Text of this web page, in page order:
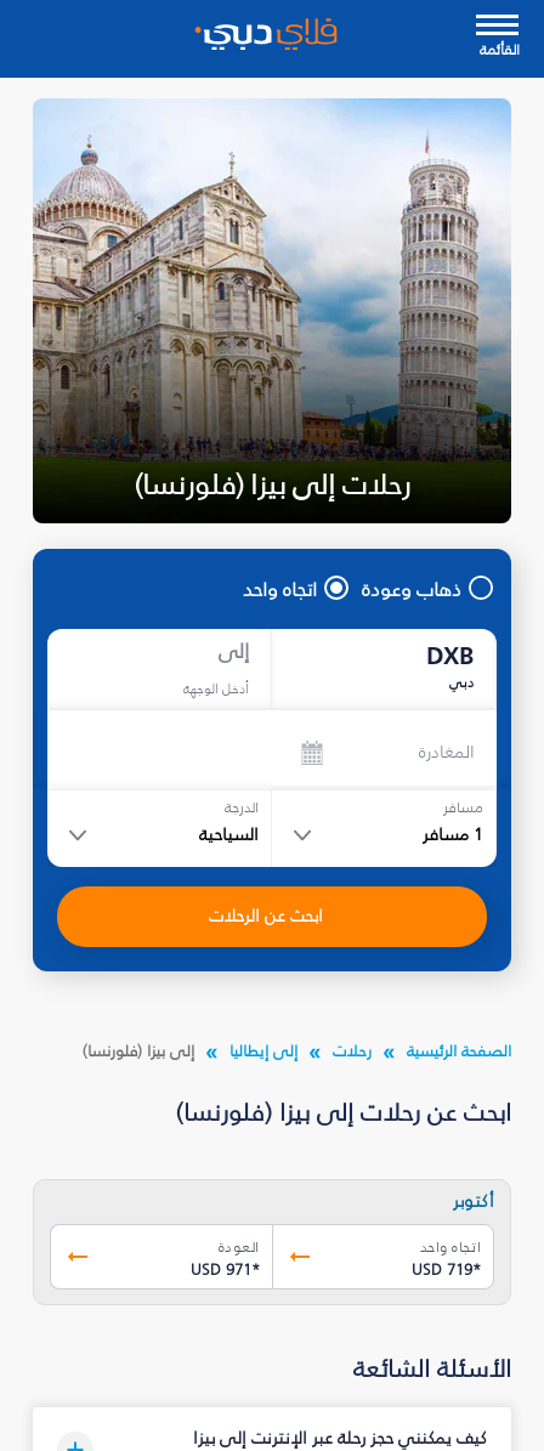
القأئمة
رحلات إلى بيزا (فلورنسا)
ذهاب وعودة اتجاه واحد
DXB
دبي
إلى
أدخل الوجهة
المغادرة
مسافر
1 مسافر
الدرجة
السياحية
ابحث عن الرحلات
الصفحة الرئيسية رحلات إلى إيطاليا إلى بيزا (فلورنسا)
ابحث عن رحلات إلى بيزا (فلورنسا)
أكتوبر
اتجاه واحد
USD 719*
العودة
USD 971*
الأسئلة الشائعة
كيف يمكنني حجز رحلة عبر الإنترنت إلى بيزا